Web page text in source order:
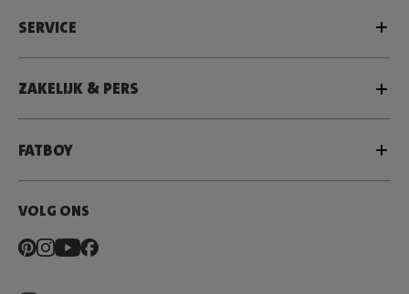
SERVICE
ZAKELIJK & PERS
FATBOY
VOLG ONS